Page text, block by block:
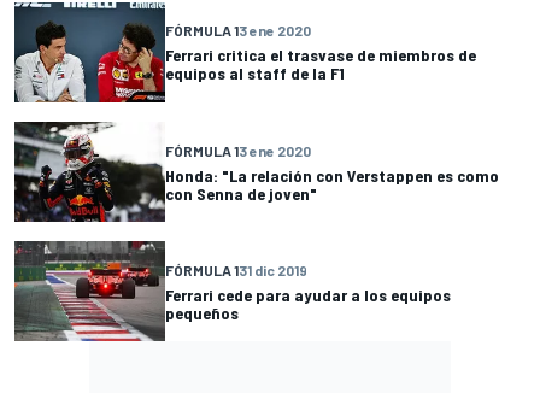
FÓRMULA 13 ene 2020
Ferrari critica el trasvase de miembros de
equipos al staff de la F1
FÓRMULA 13 ene 2020
Honda: "La relación con Verstappen es como
con Senna de joven"
FÓRMULA 131 dic 2019
Ferrari cede para ayudar a los equipos
pequeños